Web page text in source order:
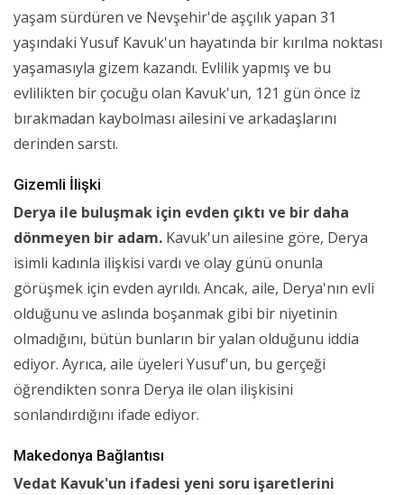
yaşam sürdüren ve Nevşehir'de aşçılık yapan 31
yaşındaki Yusuf Kavuk'un hayatında bir kırılma noktası
yaşamasıyla gizem kazandı. Evlilik yapmış ve bu
evlilikten bir çocuğu olan Kavuk'un, 121 gün önce iz
bırakmadan kaybolması ailesini ve arkadaşlarını
derinden sarstı.
Gizemli İlişki
Derya ile buluşmak için evden çıktı ve bir daha
dönmeyen bir adam. Kavuk'un ailesine göre, Derya
isimli kadınla ilişkisi vardı ve olay günü onunla
görüşmek için evden ayrıldı. Ancak, aile, Derya'nın evli
olduğunu ve aslında boşanmak gibi bir niyetinin
olmadığını, bütün bunların bir yalan olduğunu iddia
ediyor. Ayrıca, aile üyeleri Yusuf'un, bu gerçeği
öğrendikten sonra Derya ile olan ilişkisini
sonlandırdığını ifade ediyor.
Makedonya Bağlantısı
Vedat Kavuk'un ifadesi yeni soru işaretlerini